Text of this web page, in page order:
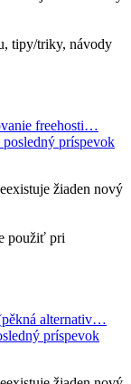
tipy/triky, návody
freehosti…
príspevok
použiť pri
alternativ…
príspevok